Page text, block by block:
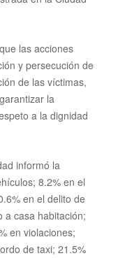
las acciones
y persecución de
de las víctimas,
la
a la dignidad
informó la
8.2% en el
en el delito de
a casa habitación;
en violaciones;
de taxi; 21.5%